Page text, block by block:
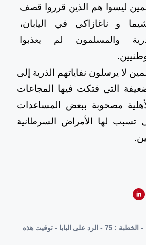
ليسوا هم الذين قرروا قصف
و ناغازاكي في اليابان،
والمسلمون لم يعذبوا
لا يرسلون نفاياتهم الذرية إلى
التي فتكت فيها المجاعات
مصحوبة ببعض المساعدات
تسبب لها الأمراض السرطانية
الخطب الإذاعية - الخطبة : 75 - الرد على البابا - توقيت هذه